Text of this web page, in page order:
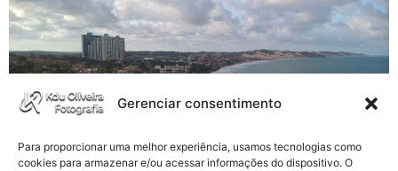
Gerenciar consentimento
Para proporcionar uma melhor experiência, usamos tecnologias como
cookies para armazenar e/ou acessar informações do dispositivo. O